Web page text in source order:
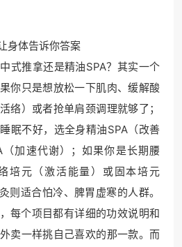
身体告诉你答案
式推拿还是精油SPA？其实一个
你只是想放松一下肌肉、缓解酸
络）或者抢单肩颈调理就够了；
眠不好，选全身精油SPA（改善
加速代谢）；如果你是长期腰
培元（激活能量）或固本培元
则适合怕冷、脾胃虚寒的人群。
每个项目都有详细的功效说明和
卖一样挑自己喜欢的那一款。而